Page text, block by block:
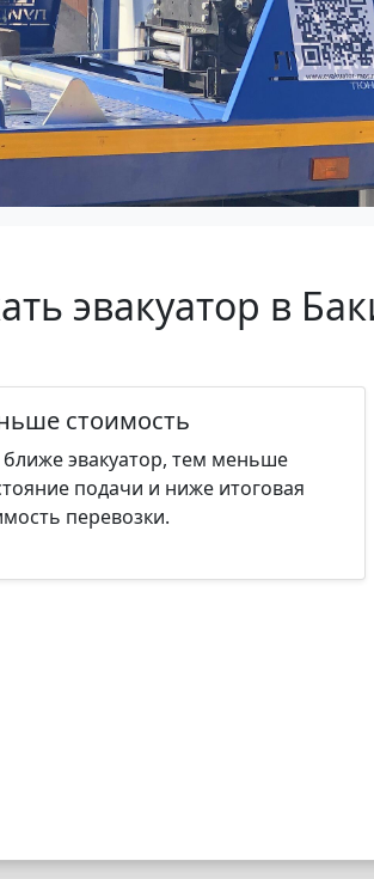
эвакуатор в
стоимость
эвакуатор, тем меньше
подачи и ниже итоговая
перевозки.